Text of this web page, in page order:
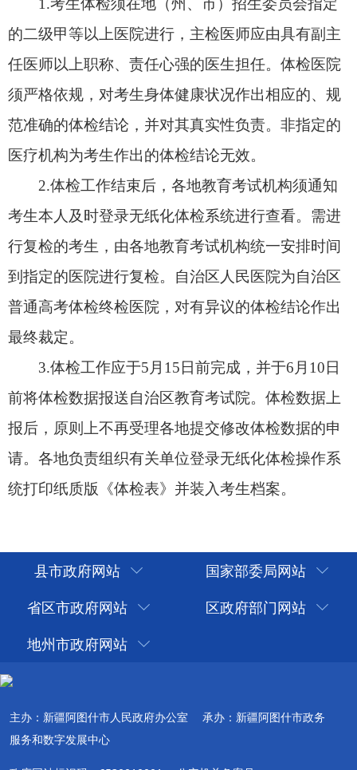
考生本人及时登录无纸化体检系统进行查看。需进
行复检的考生，由各地教育考试机构统一安排时间
到指定的医院进行复检。自治区人民医院为自治区
普通高考体检终检医院，对有异议的体检结论作出
3.体检工作应于5月15日前完成，并于6月10日
前将体检数据报送自治区教育考试院。体检数据上
报后，原则上不再受理各地提交修改体检数据的申
请。各地负责组织有关单位登录无纸化体检操作系
统打印纸质版《体检表》并装入考生档案。
县市政府网站
国家部委局网站
省区市政府网站
区政府部门网站
地州市政府网站
主办：新疆阿图什市人民政府办公室
承办：新疆阿图什市政务
服务和数字发展中心